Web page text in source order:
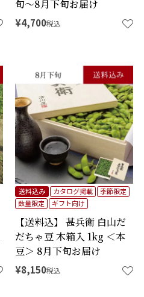
旬～8月下旬お届け
¥4,700税込
【送料込】 甚兵衛 白山だ
だちゃ豆 木箱入 1kg ＜本
豆＞ 8月下旬お届け
送料込み カタログ掲載
季節限定
数量限定
ギフト向け
¥8,150税込